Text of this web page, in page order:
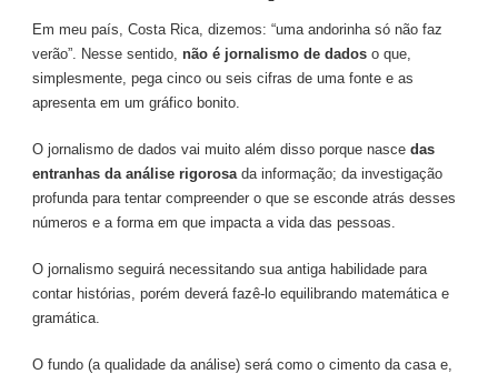
Em meu país, Costa Rica, dizemos: “uma andorinha só não faz
verão”. Nesse sentido, não é jornalismo de dados o que,
simplesmente, pega cinco ou seis cifras de uma fonte e as
apresenta em um gráfico bonito.
O jornalismo de dados vai muito além disso porque nasce das
entranhas da análise rigorosa da informação; da investigação
profunda para tentar compreender o que se esconde atrás desses
números e a forma em que impacta a vida das pessoas.
O jornalismo seguirá necessitando sua antiga habilidade para
contar histórias, porém deverá fazê-lo equilibrando matemática e
gramática.
O fundo (a qualidade da análise) será como o cimento da casa e,